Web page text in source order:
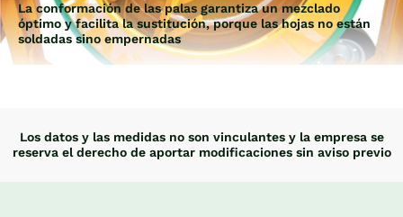
La conformación de las palas garantiza un mezclado
óptimo y facilita la sustitución, porque las hojas no están
soldadas sino empernadas
Los datos y las medidas no son vinculantes y la empresa se
reserva el derecho de aportar modificaciones sin aviso previo